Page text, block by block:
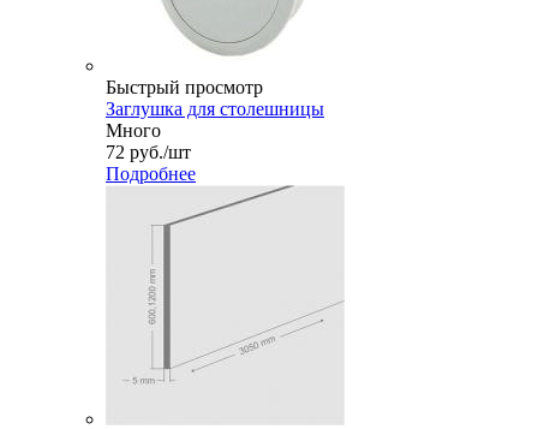
Быстрый просмотр
Заглушка для столешницы
Много
72 руб./шт
Подробнее